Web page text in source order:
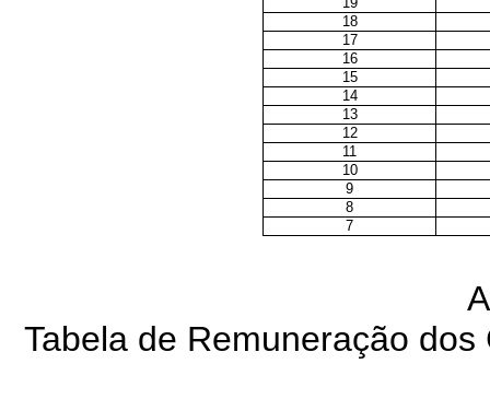
18
17
16
15
14
13
12
11
10
9
8
7
Tabela de Remuneração